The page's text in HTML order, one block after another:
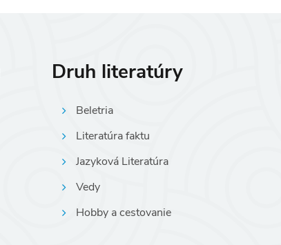
Druh literatúry
Beletria
Literatúra faktu
Jazyková Literatúra
Vedy
Hobby a cestovanie